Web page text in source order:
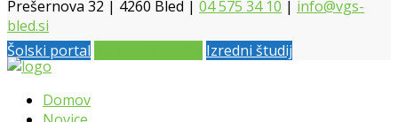
Prešernova 32 | 4260 Bled | 04 575 34 10 | info@vgs-
bled.si
Šolski portal
Izredni študij
Domov